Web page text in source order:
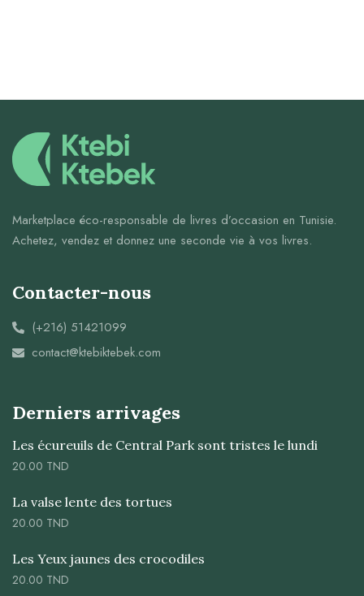
Marketplace éco-responsable de livres d’occasion en Tunisie.
Achetez, vendez et donnez une seconde vie à vos livres.
Contacter-nous
(+216) 51421099
contact@ktebiktebek.com
Derniers arrivages
Les écureuils de Central Park sont tristes le lundi
20.00 TND
La valse lente des tortues
20.00 TND
Les Yeux jaunes des crocodiles
20.00 TND